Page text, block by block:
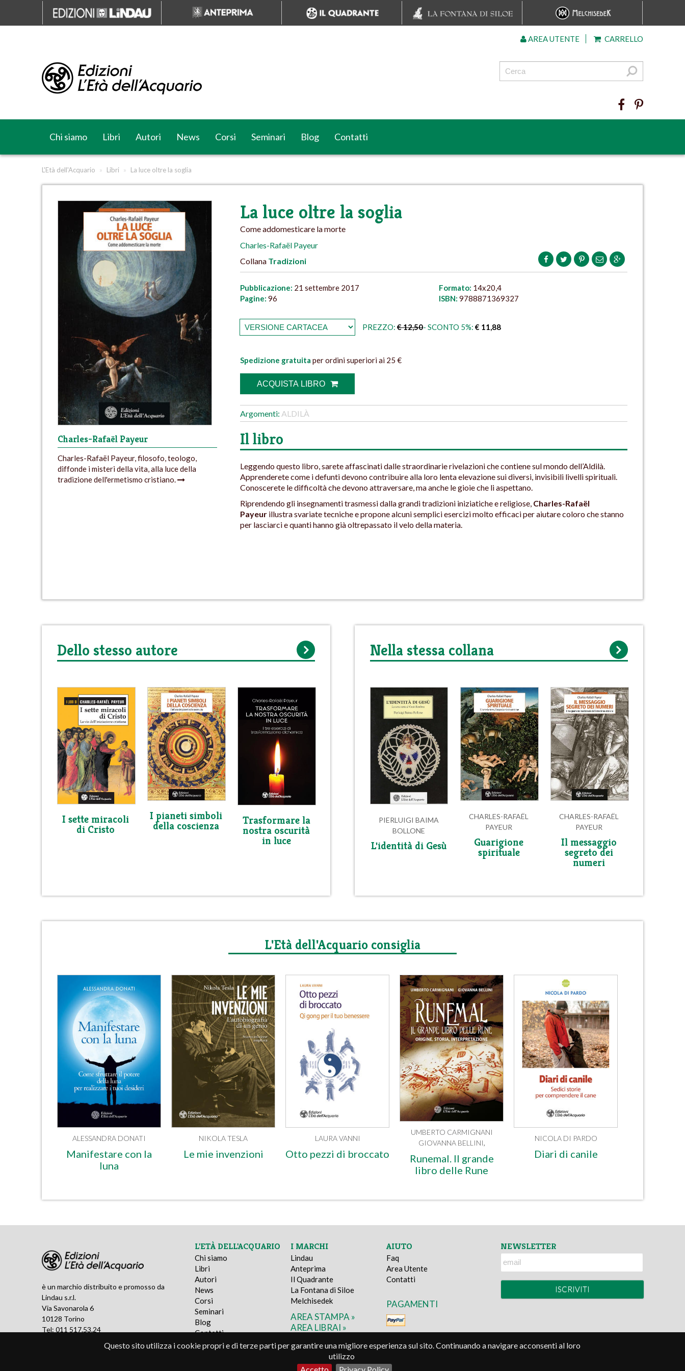
Questo sito utilizza i cookie propri e di terze parti per garantire una migliore esperienza sul sito. Continuando a navigare acconsenti al loro
utilizzo
AREA UTENTE CARRELLO
Chi siamo Libri Autori News Corsi Seminari Blog Contatti
L'Età dell'Acquario » Libri » La luce oltre la soglia
La luce oltre la soglia
Come addomesticare la morte
Charles-Rafaël Payeur
Collana Tradizioni
Pubblicazione: 21 settembre 2017
Pagine: 96
Formato: 14x20,4
ISBN: 9788871369327
PREZZO: € 12,50- SCONTO 5%: € 11,88
Spedizione gratuita per ordini superiori ai 25 €
ACQUISTA LIBRO
Argomenti: ALDILÀ
Charles-Rafaël Payeur
Charles-Rafaël Payeur, filosofo, teologo,
diffonde i misteri della vita, alla luce della
tradizione dell'ermetismo cristiano.
Il libro
Leggendo questo libro, sarete affascinati dalle straordinarie rivelazioni che contiene sul mondo dell’Aldilà.
Apprenderete come i defunti devono contribuire alla loro lenta elevazione sui diversi, invisibili livelli spirituali.
Conoscerete le difficoltà che devono attraversare, ma anche le gioie che li aspettano.
Riprendendo gli insegnamenti trasmessi dalla grandi tradizioni iniziatiche e religiose, Charles-Rafaël
Payeurillustra svariate tecniche e propone alcuni semplici esercizi molto efficaci per aiutare coloro che stanno
per lasciarci e quanti hanno già oltrepassato il velo della materia.
Dello stesso autore
I sette miracoli
di Cristo
I pianeti simboli
della coscienza
Trasformare la
nostra oscurità
in luce
Nella stessa collana
PIERLUIGI BAIMA
BOLLONE
L'identità di Gesù
CHARLES-RAFAËL
PAYEUR
Guarigione
spirituale
CHARLES-RAFAËL
PAYEUR
Il messaggio
segreto dei
numeri
L'Età dell'Acquario consiglia
ALESSANDRA DONATI
Manifestare con la
luna
NIKOLA TESLA
Le mie invenzioni
LAURA VANNI
Otto pezzi di broccato
UMBERTO CARMIGNANI
GIOVANNA BELLINI,
Runemal. Il grande
libro delle Rune
NICOLA DI PARDO
Diari di canile
è un marchio distribuito e promosso da
Lindau s.r.l.
Via Savonarola 6
10128 Torino
Tel: 011 517.53.24
L'ETÀ DELL'ACQUARIO
Chi siamo
Libri
Autori
News
Corsi
Seminari
Blog
Contatti
I MARCHI
Lindau
Anteprima
Il Quadrante
La Fontana di Siloe
Melchisedek
AREA STAMPA »
AREA LIBRAI »
AIUTO
Faq
Area Utente
Contatti
PAGAMENTI
NEWSLETTER